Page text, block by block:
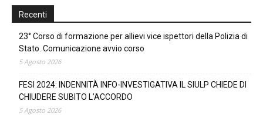
Recenti
23° Corso di formazione per allievi vice ispettori della Polizia di
Stato. Comunicazione avvio corso
5 Agosto 2026
FESI 2024: INDENNITÀ INFO-INVESTIGATIVA IL SIULP CHIEDE DI
CHIUDERE SUBITO L’ACCORDO
5 Agosto 2026